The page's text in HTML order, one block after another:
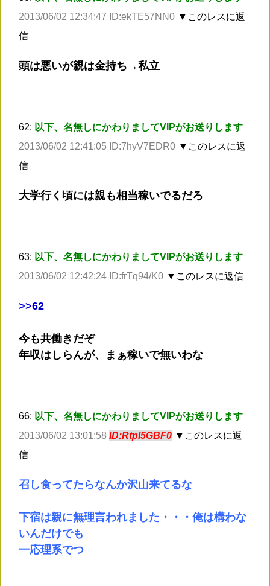
2013/06/02 12:34:47 ID:ekTE57NN0 ▼このレスに返
信
頭は悪いが親は金持ち→私立
62: 以下、名無しにかわりましてVIPがお送りします
2013/06/02 12:41:05 ID:7hyV7EDR0 ▼このレスに返
信
大学行く頃には親も相当稼いでるだろ
63: 以下、名無しにかわりましてVIPがお送りします
2013/06/02 12:42:24 ID:frTq94/K0 ▼このレスに返信
>>62
今も共働きだぞ
年収はしらんが、まぁ稼いで無いわな
66: 以下、名無しにかわりましてVIPがお送りします
2013/06/02 13:01:58 ID:Rtpl5GBF0 ▼このレスに返
信
召し食ってたらなんか沢山来てるな
下宿は親に無理言われました・・・俺は構わな
いんだけでも
一応理系でつ